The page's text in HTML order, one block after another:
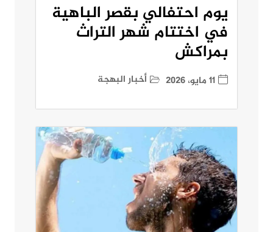
يوم احتفالي بقصر الباهية
في اختتام شهر التراث
بمراكش
11 مايو، 2026 أخبار البهجة